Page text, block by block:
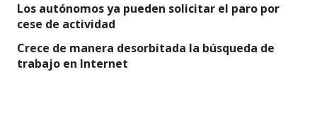
Los autónomos ya pueden solicitar el paro por
cese de actividad
Crece de manera desorbitada la búsqueda de
trabajo en Internet